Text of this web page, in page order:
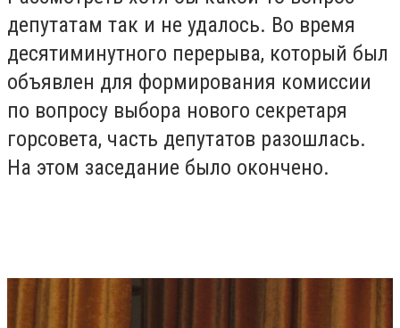
депутатам так и не удалось. Во время
десятиминутного перерыва, который был
объявлен для формирования комиссии
по вопросу выбора нового секретаря
горсовета, часть депутатов разошлась.
На этом заседание было окончено.